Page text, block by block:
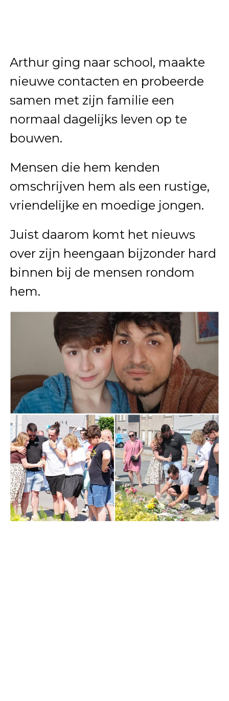
Arthur ging naar school, maakte
nieuwe contacten en probeerde
samen met zijn familie een
normaal dagelijks leven op te
bouwen.
Mensen die hem kenden
omschrijven hem als een rustige,
vriendelijke en moedige jongen.
Juist daarom komt het nieuws
over zijn heengaan bijzonder hard
binnen bij de mensen rondom
hem.